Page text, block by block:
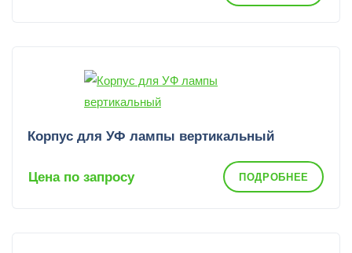
Корпус для УФ лампы вертикальный
Цена по запросу ПОДРОБНЕЕ